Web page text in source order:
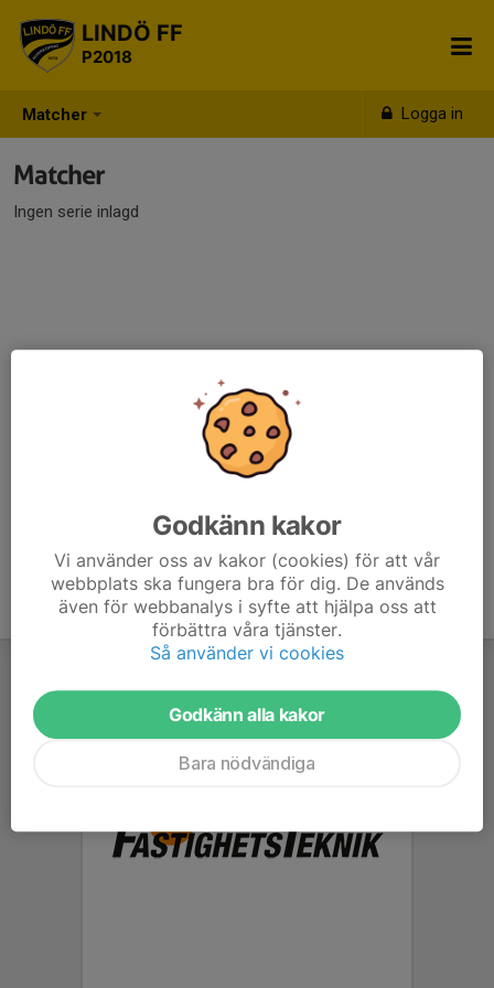
Matcher Logga in
LINDÖ FF
P2018
Matcher
Ingen serie inlagd
Godkänn kakor
Vi använder oss av kakor (cookies) för att vår
webbplats ska fungera bra för dig. De används
även för webbanalys i syfte att hjälpa oss att
förbättra våra tjänster.
Så använder vi cookies
Godkänn alla kakor
Bara nödvändiga